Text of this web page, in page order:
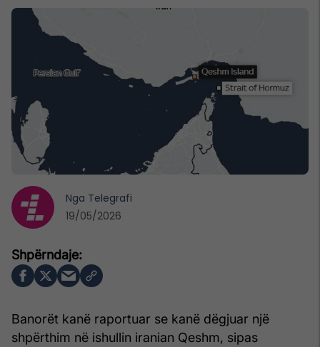
Banorët kanë raportuar se kanë dëgjuar një
shpërthim në ishullin iranian Qeshm, sipas
Nga Telegrafi
19/05/2026